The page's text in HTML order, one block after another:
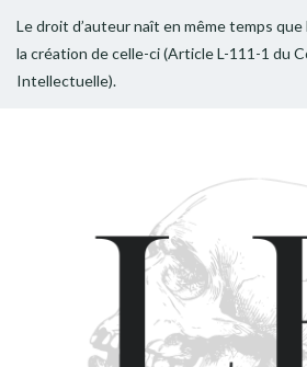
Le droit d’auteur naît en même temps
la création de celle-ci (Article L-111-1 du
Intellectuelle).